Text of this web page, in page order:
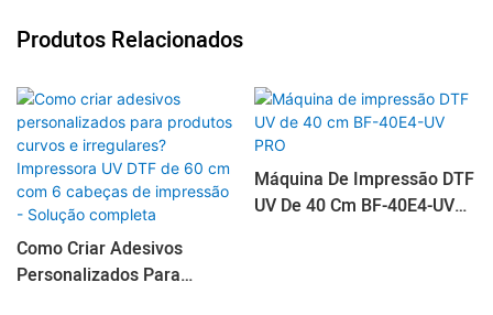
Produtos Relacionados
Como Criar Adesivos
Personalizados Para
Máquina De Impressão DTF
UV De 40 Cm BF-40E4-UV